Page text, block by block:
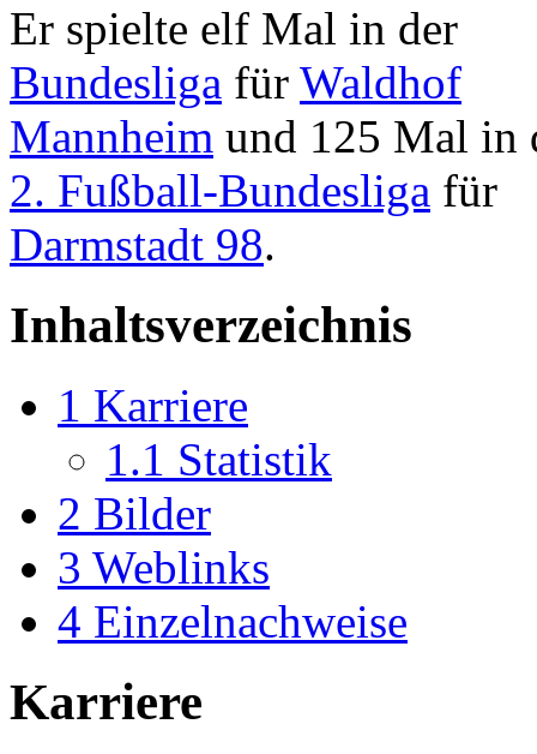
Er spielte elf Mal in der
Bundesliga für Waldhof
Mannheim und 125 Mal in
2. Fußball-Bundesliga für
Darmstadt 98.
Inhaltsverzeichnis
1 Karriere
1.1 Statistik
2 Bilder
3 Weblinks
4 Einzelnachweise
Karriere